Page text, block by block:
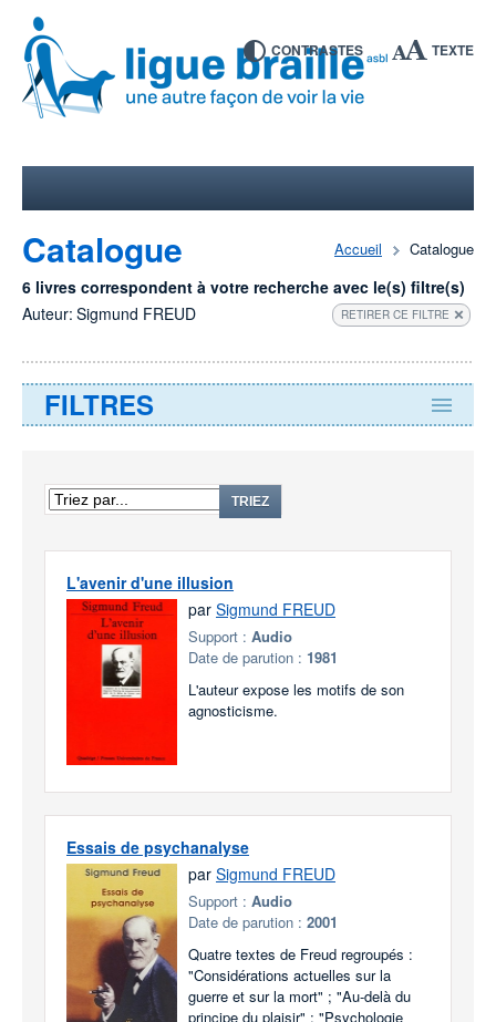
CONTRASTES TEXTE
Accueil Catalogue
Catalogue
6 livres correspondent à votre recherche avec le(s) filtre(s)
Auteur: Sigmund FREUD RETIRER CE FILTRE
FILTRES
TRIEZ
L'avenir d'une illusion
par Sigmund FREUD
Support : Audio
Date de parution : 1981
L'auteur expose les motifs de son
agnosticisme.
Essais de psychanalyse
par Sigmund FREUD
Support : Audio
Date de parution : 2001
Quatre textes de Freud regroupés :
"Considérations actuelles sur la
guerre et sur la mort" ; "Au-delà du
principe du plaisir" ; "Psychologie